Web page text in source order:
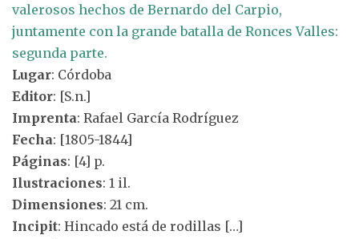
valerosos hechos de Bernardo del Carpio,
juntamente con la grande batalla de Ronces Valles:
segunda parte.
Lugar: Córdoba
Editor: [S.n.]
Imprenta: Rafael García Rodríguez
Fecha: [1805-1844]
Páginas: [4] p.
Ilustraciones: 1 il.
Dimensiones: 21 cm.
Incipit: Hincado está de rodillas […]